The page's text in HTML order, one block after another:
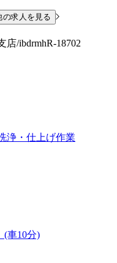
の求人を見る
/ibdrmhR-18702
浄・仕上げ作業
車10分)